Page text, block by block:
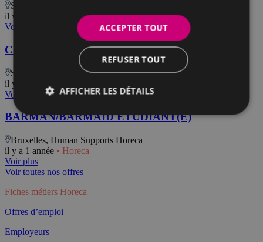
Saint-Gilles, Human Supports Horeca
il y a 2 mois
• Horeca
Voir plus
Chef de Cuisine Brasserie
Saint-Gilles, Human Supports Horeca
il y a 2 mois
Voir plus
BARMAN/BARMAID ETUDIANT(E)
Bruxelles, Human Supports Horeca
il y a 1 année • Horeca
Voir plus
Voir toutes nos offres
Fiches métiers Horeca
Offres d’emploi
Employeurs
ACCEPTER TOUT
REFUSER TOUT
AFFICHER LES DÉTAILS